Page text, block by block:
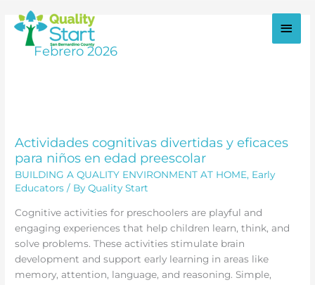
contenido
Febrero 2026
Actividades cognitivas divertidas y eficaces
para niños en edad preescolar
BUILDING A QUALITY ENVIRONMENT AT HOME, Early
Educators / ByQuality Start
Cognitive activities for preschoolers are playful and
engaging experiences that help children learn, think, and
solve problems. These activities stimulate brain
development and support early learning in areas like
memory, attention, language, and reasoning. Simple,